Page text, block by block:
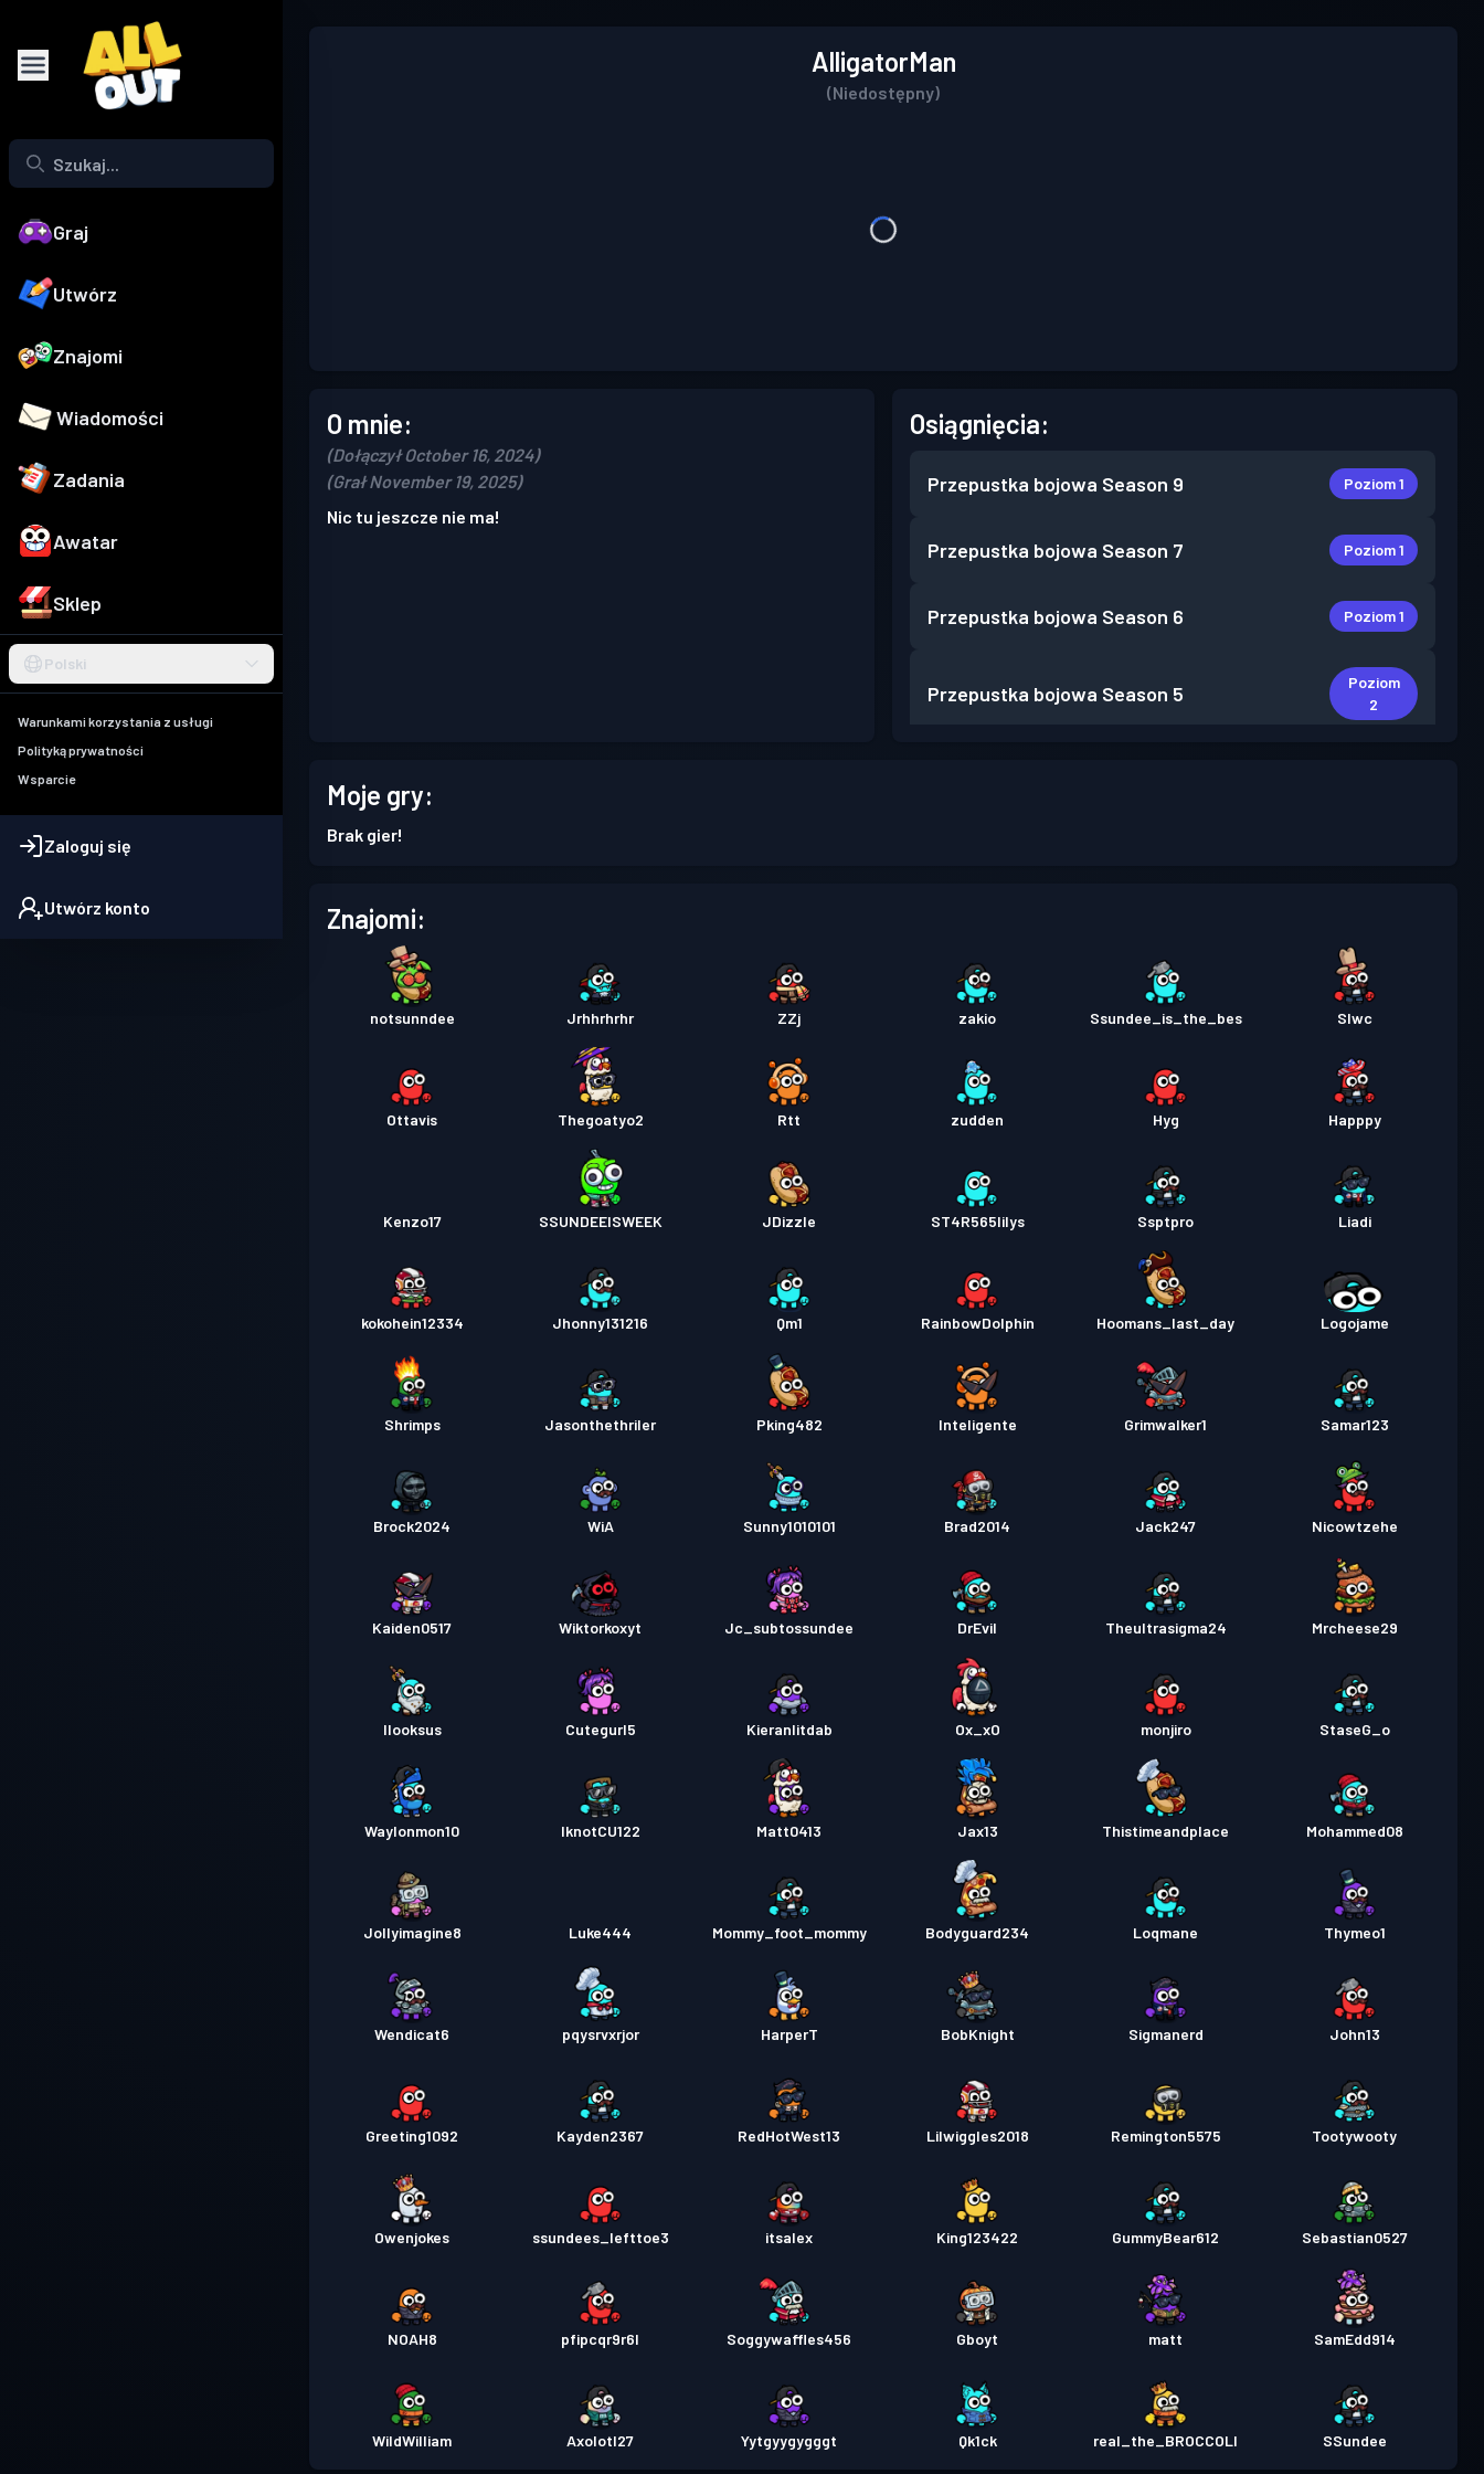
Graj
Utwórz
Znajomi
Wiadomości
Zadania
Awatar
Sklep
Polski
Warunkami korzystania z usługi
Polityką prywatności
Wsparcie
Zaloguj się
Utwórz konto
AlligatorMan
(Niedostępny)
O mnie:
(Dołączył October 16, 2024)
(Grał November 19, 2025)
Nic tu jeszcze nie ma!
Osiągnięcia:
Przepustka bojowa Season 9 Poziom 1
Przepustka bojowa Season 7 Poziom 1
Przepustka bojowa Season 6 Poziom 1
Przepustka bojowa Season 5
Poziom
2
Przepustka bojowa Premium
Poziom
30
30
Moje gry:
Brak gier!
Znajomi:
notsunndee Jrhhrhrhr ZZj zakio Ssundee_is_the_bes Slwc
Ottavis Thegoatyo2 Rtt zudden Hyg Happpy
Kenzo17 SSUNDEEISWEEK JDizzle ST4R565lilys Ssptpro Liadi
kokohein12334 Jhonny131216 Qm1 RainbowDolphin Hoomans_last_day Logojame
Shrimps Jasonthethriler Pking482 Inteligente Grimwalker1 Samar123
Brock2024 WiA Sunny1010101 Brad2014 Jack247 Nicowtzehe
Kaiden0517 Wiktorkoxyt Jc_subtossundee DrEvil Theultrasigma24 Mrcheese29
Ilooksus Cutegurl5 Kieranlitdab Ox_xO monjiro StaseG_o
Waylonmon10 IknotCU122 Matt0413 Jax13 Thistimeandplace Mohammed08
Jollyimagine8 Luke444 Mommy_foot_mommy Bodyguard234 Loqmane Thymeo1
Wendicat6 pqysrvxrjor HarperT BobKnight Sigmanerd John13
Greeting1092 Kayden2367 RedHotWest13 Lilwiggles2018 Remington5575 Tootywooty
Owenjokes ssundees_lefttoe3 itsalex King123422 GummyBear612 Sebastian0527
NOAH8 pfipcqr9r6l Soggywaffles456 Gboyt matt SamEdd914
WildWilliam Axolotl27 Yytgyygygggt Qk1ck real_the_BROCCOLI SSundee